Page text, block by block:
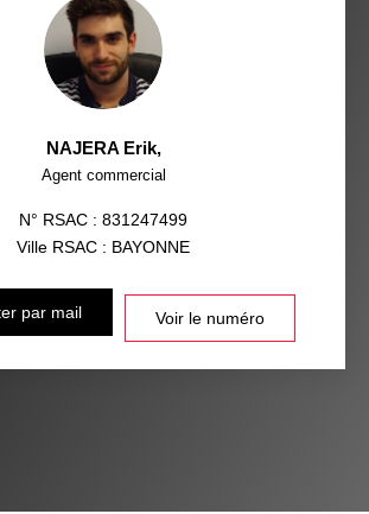
NAJERA Erik,
Agent commercial
N° RSAC : 831247499
Ville RSAC : BAYONNE
par mail Voir le numéro